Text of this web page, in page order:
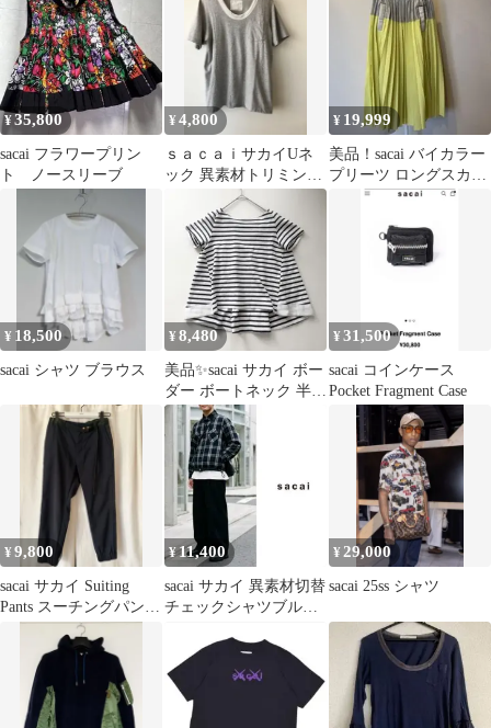
¥35,800
sacai フラワープリン
ト ノースリーブ
¥4,800
ｓａｃａｉサカイUネ
ック 異素材トリミング
¥ 19,999
美品！sacai バイカラー
プリーツ ロングスカー
¥ 18,500
sacai シャツ ブラウス
¥8,480
美品✨sacai サカイ ボー
ダー ボートネック 半袖
カットソー 白×黒 1
¥31,500
sacai コインケース
Pocket Fragment Case
¥9,800
sacai サカイ Suiting
Pants スーチングパンツ
ネイビー 0
¥11,400
sacai サカイ 異素材切替
チェックシャツブルゾ
¥29,000
sacai 25ss シャツ